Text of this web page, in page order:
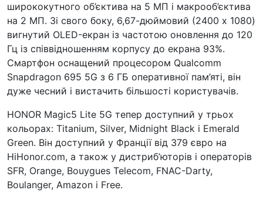
ширококутного об’єктива на 5 МП і макрооб’єктива
на 2 МП. Зі свого боку, 6,67-дюймовий (2400 x 1080)
вигнутий OLED-екран із частотою оновлення до 120
Гц із співвідношенням корпусу до екрана 93%.
Смартфон оснащений процесором Qualcomm
Snapdragon 695 5G з 6 ГБ оперативної пам’яті, він
дуже чесний і вистачить більшості користувачів.
HONOR Magic5 Lite 5G тепер доступний у трьох
кольорах: Titanium, Silver, Midnight Black і Emerald
Green. Він доступний у Франції від 379 євро на
HiHonor.com, а також у дистриб’юторів і операторів
SFR, Orange, Bouygues Telecom, FNAC-Darty,
Boulanger, Amazon і Free.